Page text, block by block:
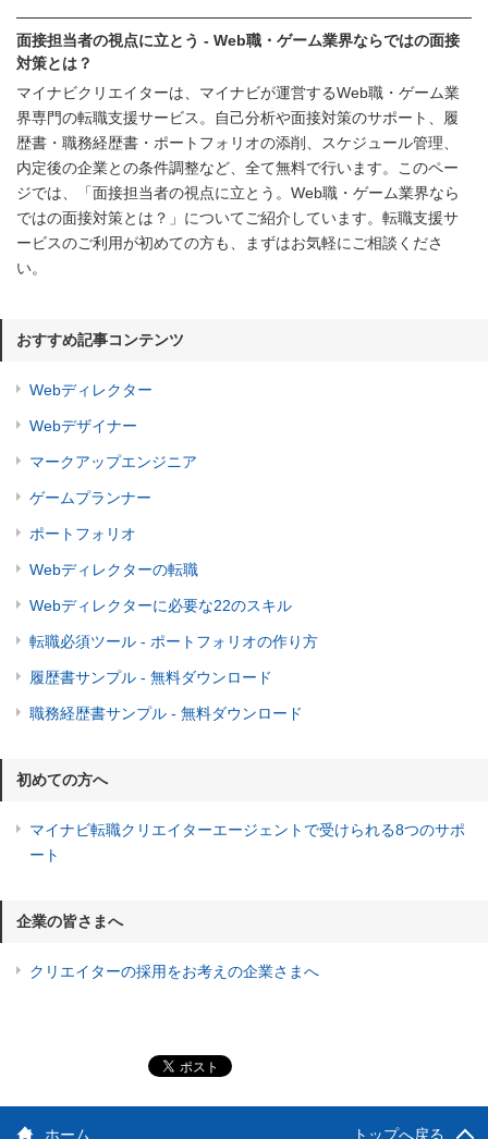
面接担当者の視点に立とう - Web職・ゲーム業界ならではの面接
対策とは？
マイナビクリエイターは、マイナビが運営するWeb職・ゲーム業
界専門の転職支援サービス。自己分析や面接対策のサポート、履
歴書・職務経歴書・ポートフォリオの添削、スケジュール管理、
内定後の企業との条件調整など、全て無料で行います。このペー
ジでは、「面接担当者の視点に立とう。Web職・ゲーム業界なら
ではの面接対策とは？」についてご紹介しています。転職支援サ
ービスのご利用が初めての方も、まずはお気軽にご相談くださ
い。
おすすめ記事コンテンツ
Webディレクター
Webデザイナー
マークアップエンジニア
ゲームプランナー
ポートフォリオ
Webディレクターの転職
Webディレクターに必要な22のスキル
転職必須ツール - ポートフォリオの作り方
履歴書サンプル - 無料ダウンロード
職務経歴書サンプル - 無料ダウンロード
初めての方へ
マイナビ転職クリエイターエージェントで受けられる8つのサポ
ート
企業の皆さまへ
クリエイターの採用をお考えの企業さまへ
ホーム トップへ戻る